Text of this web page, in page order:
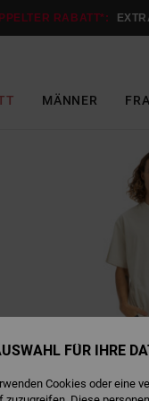
RABATT*:
MÄNNER
FÜR IHRE
Cookies oder eine